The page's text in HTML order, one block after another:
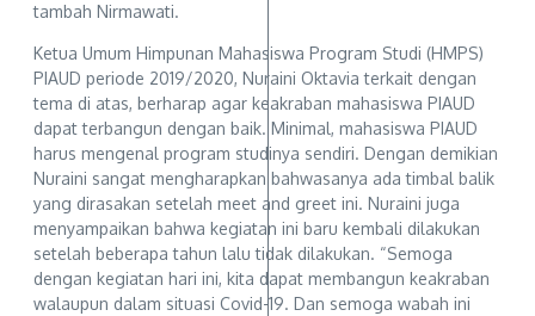
tambah Nirmawati.
Ketua Umum Himpunan Mahasiswa Program Studi (HMPS)
PIAUD periode 2019/2020, Nuraini Oktavia terkait dengan
tema di atas, berharap agar keakraban mahasiswa PIAUD
dapat terbangun dengan baik. Minimal, mahasiswa PIAUD
harus mengenal program studinya sendiri. Dengan demikian
Nuraini sangat mengharapkan bahwasanya ada timbal balik
yang dirasakan setelah meet and greet ini. Nuraini juga
menyampaikan bahwa kegiatan ini baru kembali dilakukan
setelah beberapa tahun lalu tidak dilakukan. “Semoga
dengan kegiatan hari ini, kita dapat membangun keakraban
walaupun dalam situasi Covid-19. Dan semoga wabah ini